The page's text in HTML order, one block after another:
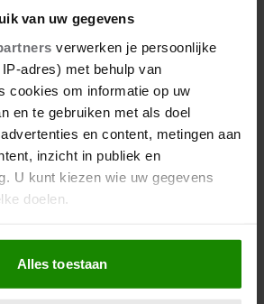
van uw gegevens
verwerken je persoonlijke
adres) met behulp van
cookies om informatie op uw
en te gebruiken met als doel
en content, metingen aan
inzicht in publiek en
U kunt kiezen wie uw gegevens
doelen.
we ook graag:
over uw geografische
paar meter nauwkeurig kan zijn
Alles toestaan